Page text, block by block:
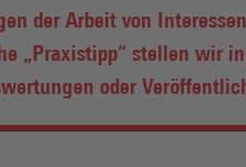
der Arbeit von
„Praxistipp“ stellen wir
oder